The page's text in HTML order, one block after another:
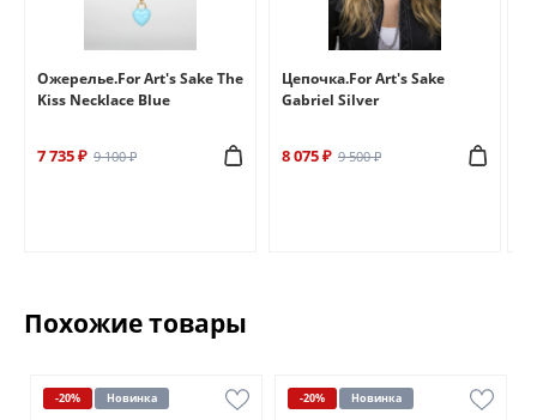
Ожерелье.For Art's Sake The
Kiss Necklace Blue
7 735 ₽ 9 100 ₽
Цепочка.For Art's Sake
Gabriel Silver
8 075 ₽ 9 500 ₽
Похожие товары
-20% Новинка -20% Новинка